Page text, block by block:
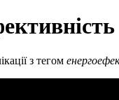
з тегом